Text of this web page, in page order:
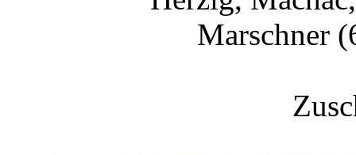
Marschner